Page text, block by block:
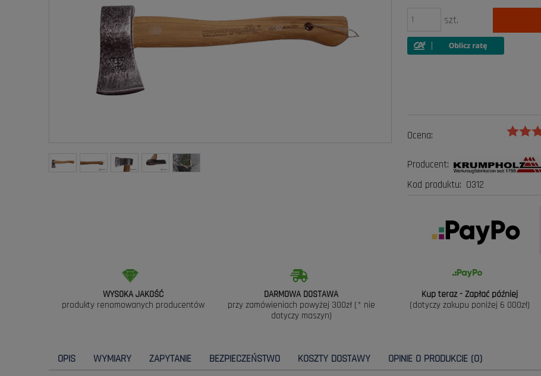
szt.
Ocena:
Producent:
Kod produktu: 0312
WYSOKA JAKOŚĆ
produkty renomowanych producentów
DARMOWA DOSTAWA
przy zamówieniach powyżej 300zł (* nie
dotyczy maszyn)
Kup teraz - Zapłać później
(dotyczy zakupu poniżej 6 000zł)
OPIS WYMIARY ZAPYTANIE BEZPIECZEŃSTWO KOSZTY DOSTAWY OPINIE O PRODUKCIE (0)